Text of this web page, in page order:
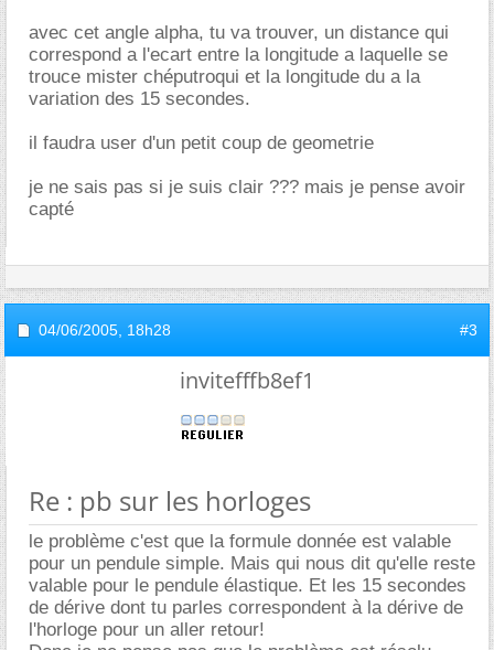
avec cet angle alpha, tu va trouver, un distance qui
correspond a l'ecart entre la longitude a laquelle se
trouce mister chéputroqui et la longitude du a la
variation des 15 secondes.
il faudra user d'un petit coup de geometrie
je ne sais pas si je suis clair ??? mais je pense avoir
capté
04/06/2005, 18h28 #3
invitefffb8ef1
Re : pb sur les horloges
le problème c'est que la formule donnée est valable
pour un pendule simple. Mais qui nous dit qu'elle reste
valable pour le pendule élastique. Et les 15 secondes
de dérive dont tu parles correspondent à la dérive de
l'horloge pour un aller retour!